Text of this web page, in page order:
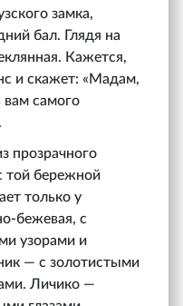
замка,
бал. Глядя на
Кажется,
и скажет: «Мадам,
вам самого
прозрачного
той бережной
только у
бежевая, с
узорами и
— с золотистыми
Личико —